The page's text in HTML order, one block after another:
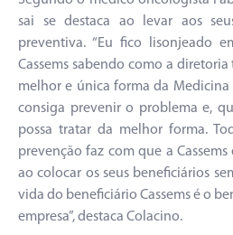
sai se destaca ao levar aos
preventiva. “Eu fico lisonjeado
Cassems sabendo como a
melhor e única forma da
consiga prevenir o problema e,
possa tratar da melhor forma.
prevenção faz com que a
ao colocar os seus beneficiários
vida do beneficiário Cassems é o
empresa”, destaca Colacino.